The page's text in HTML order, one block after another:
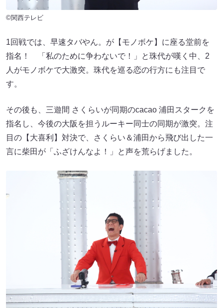
©関西テレビ
1回戦では、早速タバやん。が【モノボケ】に座る堂前を
指名！ 「私のために争わないで！」と珠代が嘆く中、2
人がモノボケで大激突。珠代を巡る恋の行方にも注目で
す。
その後も、三遊間 さくらいが同期のcacao 浦田スタークを
指名し、今後の大阪を担うルーキー同士の同期が激突。注
目の【大喜利】対決で、さくらい＆浦田から飛び出した一
言に柴田が「ふざけんなよ！」と声を荒らげました。